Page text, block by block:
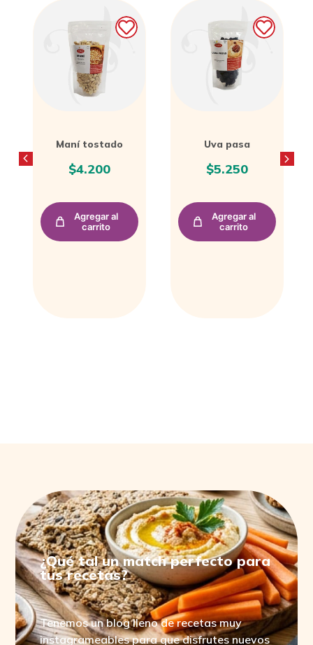
Uva pasa
$5.250
Agregar al
carrito
Platanitos
$4.000
Agregar al
¿Qué tal un match perfecto para
tus recetas?
Tenemos un blog lleno de recetas muy
instagrameables para que disfrutes nuevos